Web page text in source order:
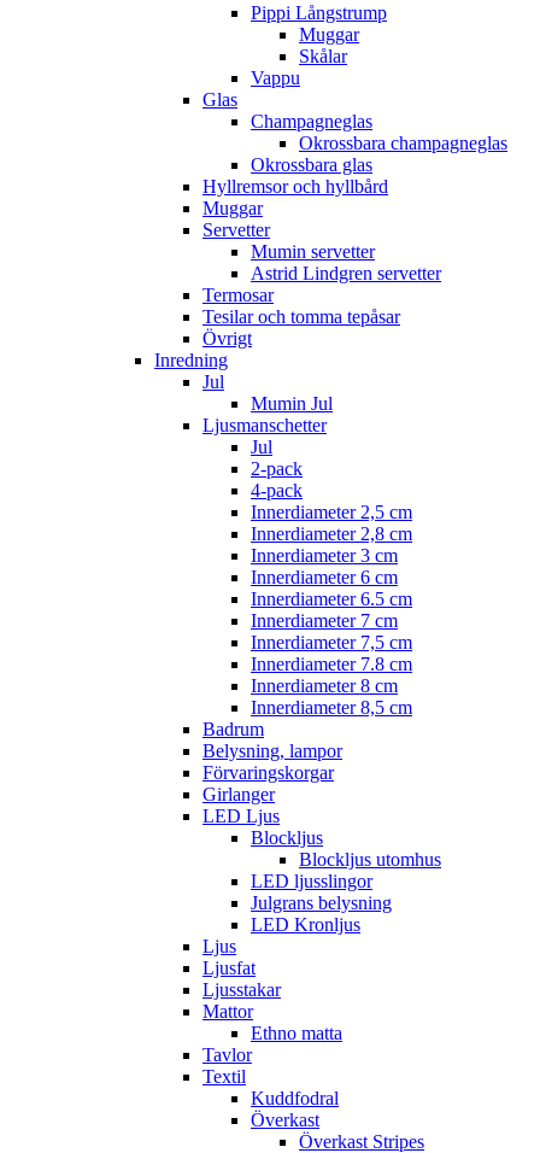
Pippi Långstrump
Muggar
Skålar
Vappu
Glas
Champagneglas
Okrossbara champagneglas
Okrossbara glas
Hyllremsor och hyllbård
Muggar
Servetter
Mumin servetter
Astrid Lindgren servetter
Termosar
Tesilar och tomma tepåsar
Övrigt
Inredning
Jul
Mumin Jul
Ljusmanschetter
Jul
2-pack
4-pack
Innerdiameter 2,5 cm
Innerdiameter 2,8 cm
Innerdiameter 3 cm
Innerdiameter 6 cm
Innerdiameter 6.5 cm
Innerdiameter 7 cm
Innerdiameter 7,5 cm
Innerdiameter 7.8 cm
Innerdiameter 8 cm
Innerdiameter 8,5 cm
Badrum
Belysning, lampor
Förvaringskorgar
Girlanger
LED Ljus
Blockljus
Blockljus utomhus
LED ljusslingor
Julgrans belysning
LED Kronljus
Ljus
Ljusfat
Ljusstakar
Mattor
Ethno matta
Tavlor
Textil
Kuddfodral
Överkast
Överkast Stripes